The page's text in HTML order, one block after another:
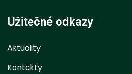
Užitečné odkazy
Aktuality
Kontakty